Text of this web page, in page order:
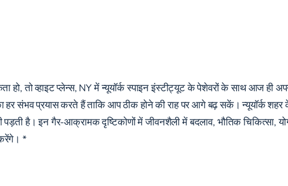
हो, तो व्हाइट प्लेन्स, NY में न्यूयॉर्क स्पाइन इंस्टीट्यूट के पेशेवरों के साथ आज ही
संभव प्रयास करते हैं ताकि आप ठीक होने की राह पर आगे बढ़ सकें। न्यूयॉर्क शहर
है। इन गैर-आक्रामक दृष्टिकोणों में जीवनशैली में बदलाव, भौतिक चिकित्सा,
*